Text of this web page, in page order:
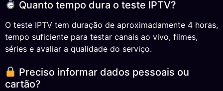
Quanto tempo dura o teste IPTV?
O teste IPTV tem duração de aproximadamente 4 horas,
tempo suficiente para testar canais ao vivo, filmes,
séries e avaliar a qualidade do serviço.
Preciso informar dados pessoais ou
cartão?